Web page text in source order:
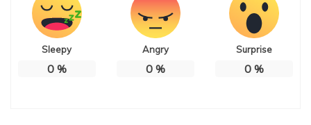
Sleepy
0%
Angry
0%
Surprise
0%